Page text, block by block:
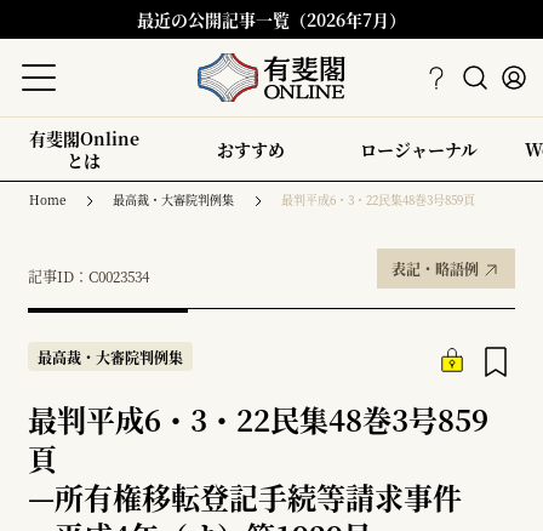
最近の公開記事一覧（2026年7月）
有斐閣Online
とは
おすすめ ロージャーナル
Home 最高裁・大審院判例集 最判平成6・3・22民集48巻3号859頁
記事ID：C0023534 表記・略語例
最高裁・大審院判例集
最判平成6・3・22民集48巻3号859
頁
—所有権移転登記手続等請求事件